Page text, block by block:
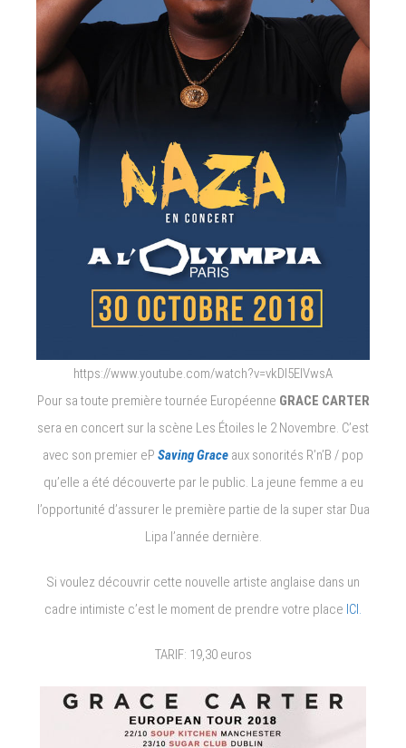
https://www.youtube.com/watch?v=vkDI5ElVwsA
Pour sa toute première tournée Européenne GRACE CARTER
sera en concert sur la scène Les Étoiles le 2 Novembre. C’est
avec son premier eP Saving Grace aux sonorités R’n’B / pop
qu’elle a été découverte par le public. La jeune femme a eu
l’opportunité d’assurer le première partie de la super star Dua
Lipa l’année dernière.
Si voulez découvrir cette nouvelle artiste anglaise dans un
cadre intimiste c’est le moment de prendre votre place ICI.
TARIF: 19,30 euros